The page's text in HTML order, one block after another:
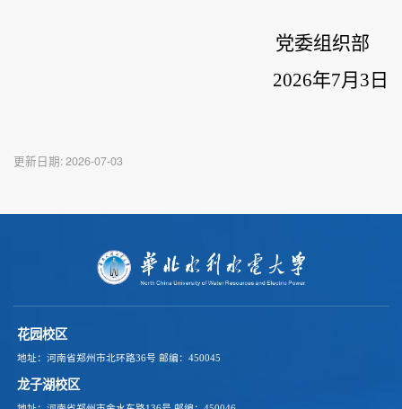
党委组织部
2026年7月 3 日
更新日期:2026-07-03
花园校区
地址：河南省郑州市北环路36号 邮编：450045
龙子湖校区